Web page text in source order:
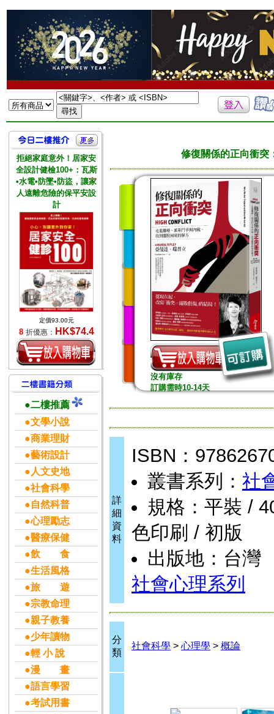
拒絕家庭意外！居家安
全設計健檢100+：瓦斯
•水電•防墜•防盜，讓家
人遠離危險的保平安設
計
定價93.00元
8 折優惠： HK$74.4
●二樓推薦
●文學小說
●商業理財
●藝術設計
●人文史地
●社會科學
●自然科普
●心理勵志
●醫療保健
●飲 食
●生活風格
●旅 遊
●宗教命理
●親子教養
●少年讀物
●輕 小 說
●漫 畫
●語言學習
●考試用書
修復關係的正向衝突
沒有庫存
訂購需時10-14天
詳
細
資
料
ISBN：
叢書系列： 社
規格：平裝 /
色印刷 / 初版
出版地：台灣
社會心理系列
分
類
社會科學 > 心理學 > 概論